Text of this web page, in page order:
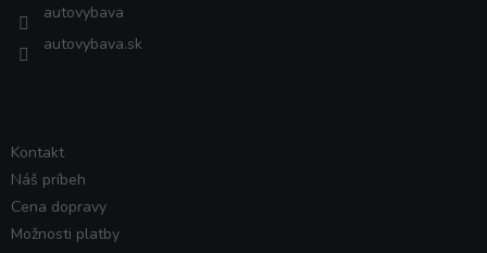
autovybava
autovybava.sk
Kontakt
Náš príbeh
Cena dopravy
Možnosti platby